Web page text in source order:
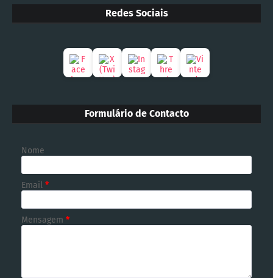
Redes Sociais
Formulário de Contacto
Nome
Email *
Mensagem *